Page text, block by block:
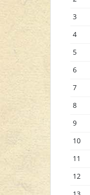
3
4
5
6
7
8
9
10
11
12